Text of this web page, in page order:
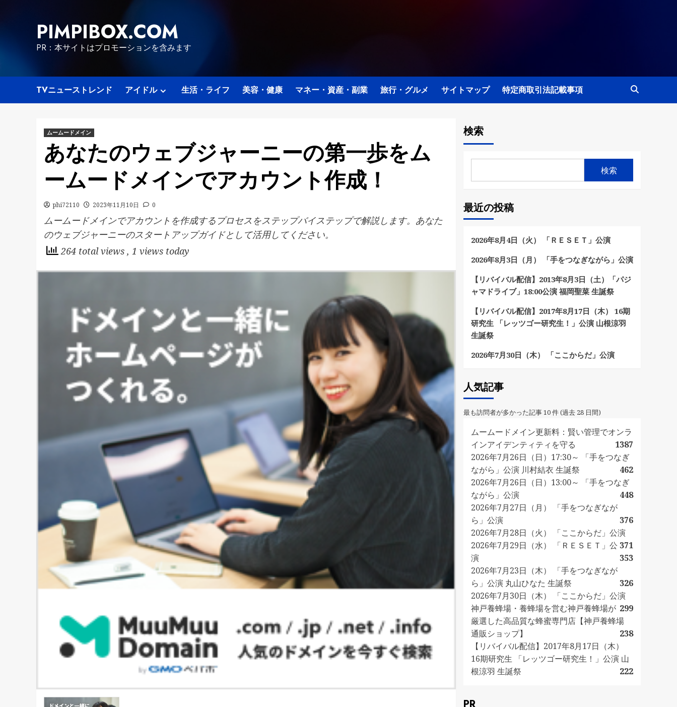
PIMPIBOX.COM
PR：本サイトはプロモーションを含みます
TVニューストレンド アイドル 生活・ライフ 美容・健康 マネー・資産・副業 旅行・グルメ サイトマップ 特定商取引法記載事項
ムームードメイン
あなたのウェブジャーニーの第一歩をム
ームードメインでアカウント作成！
phi72110 2023年11月10日 0
ムームードメインでアカウントを作成するプロセスをステップバイステップで解説します。あなた
のウェブジャーニーのスタートアップガイドとして活用してください。
264 total views , 1 views today
検索
検索
最近の投稿
2026年8月4日（火） 「ＲＥＳＥＴ」公演
2026年8月3日（月） 「手をつなぎながら」公演
【リバイバル配信】2013年8月3日（土）「パジ
ャマドライブ」18:00公演 福岡聖菜 生誕祭
【リバイバル配信】2017年8月17日（木） 16期
研究生 「レッツゴー研究生！」公演 山根涼羽
生誕祭
2026年7月30日（木） 「ここからだ」公演
人気記事
最も訪問者が多かった記事 10 件 (過去 28 日間)
ムームードメイン更新料：賢い管理でオンラ
インアイデンティティを守る
1387
2026年7月26日（日）17:30～ 「手をつなぎ
ながら」公演 川村結衣 生誕祭
462
2026年7月26日（日）13:00～ 「手をつなぎ
ながら」公演
448
2026年7月27日（月） 「手をつなぎなが
ら」公演
376
2026年7月28日（火） 「ここからだ」公演
371
2026年7月29日（水） 「ＲＥＳＥＴ」公
演
353
2026年7月23日（木） 「手をつなぎなが
ら」公演 丸山ひなた 生誕祭
326
2026年7月30日（木） 「ここからだ」公演
299
神戸養蜂場・養蜂場を営む神戸養蜂場が
厳選した高品質な蜂蜜専門店【神戸養蜂場
通販ショップ】
238
【リバイバル配信】2017年8月17日（木）
16期研究生 「レッツゴー研究生！」公演 山
根涼羽 生誕祭
222